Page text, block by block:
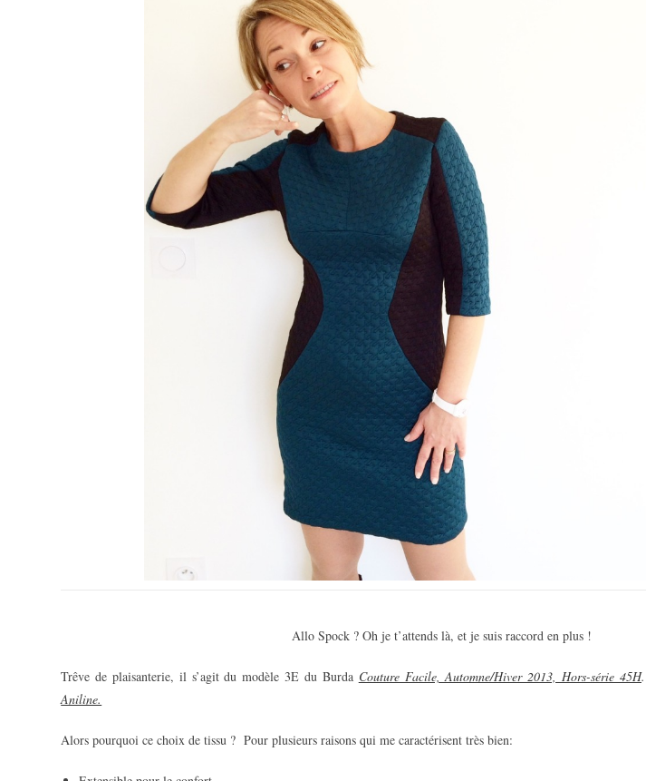
Allo Spock ? Oh je t’attends là, et je suis raccord en plus !
Trêve de plaisanterie, il s’agit du modèle 3E du Burda Couture Facile, Automne/Hiver 2013, Hors-série 45H.
Aniline.
Alors pourquoi ce choix de tissu ? Pour plusieurs raisons qui me caractérisent très bien: